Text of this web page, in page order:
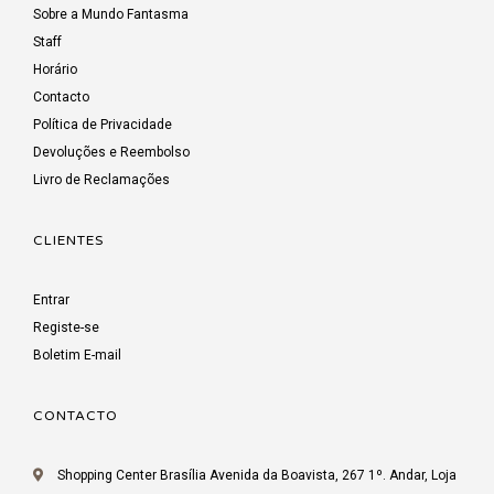
Sobre a Mundo Fantasma
Staff
Horário
Contacto
Política de Privacidade
Devoluções e Reembolso
Livro de Reclamações
CLIENTES
Entrar
Registe-se
Boletim E-mail
CONTACTO
Shopping Center Brasília Avenida da Boavista, 267 1º. Andar, Loja